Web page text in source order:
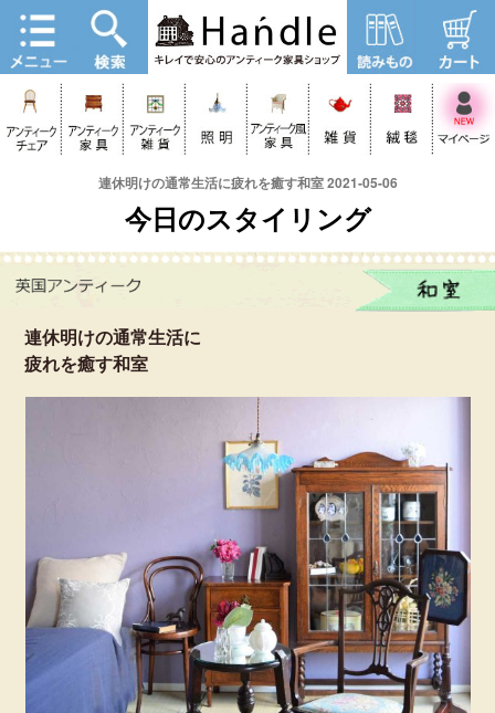
連休明けの通常生活に疲れを癒す和室 2021-05-06
今日のスタイリング
連休明けの通常生活に
疲れを癒す和室